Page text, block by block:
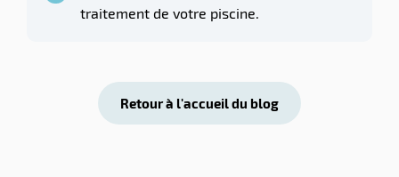
traitement de votre piscine.
Retour à l'accueil du blog